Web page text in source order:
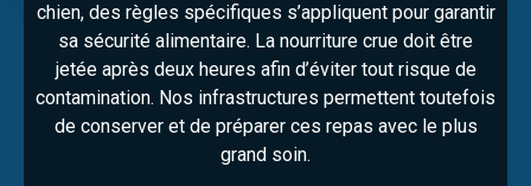
chien, des règles spécifiques s’appliquent pour garantir
sa sécurité alimentaire. La nourriture crue doit être
jetée après deux heures afin d’éviter tout risque de
contamination. Nos infrastructures permettent toutefois
de conserver et de préparer ces repas avec le plus
grand soin.